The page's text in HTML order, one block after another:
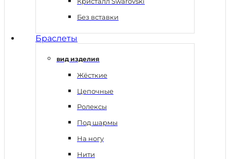
Без вставки
Браслеты
вид изделия
Жёсткие
Цепочные
Ролексы
Под шармы
На ногу
Нити